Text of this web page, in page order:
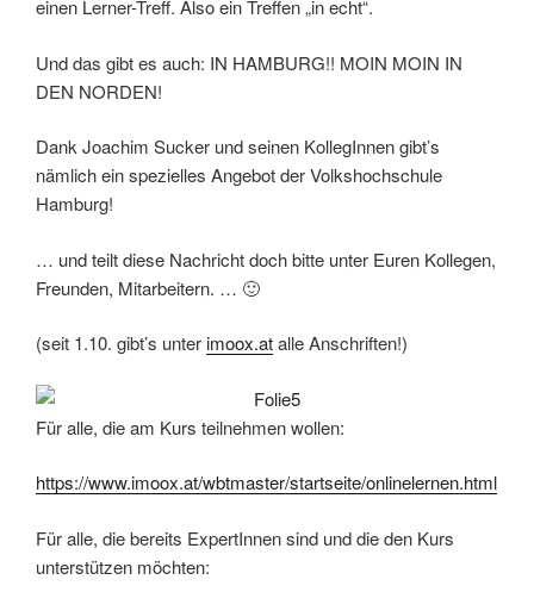
einen Lerner-Treff. Also ein Treffen „in echt“.
Und das gibt es auch: IN HAMBURG!! MOIN MOIN IN
DEN NORDEN!
Dank Joachim Sucker und seinen KollegInnen gibt’s
nämlich ein spezielles Angebot der Volkshochschule
Hamburg!
… und teilt diese Nachricht doch bitte unter Euren Kollegen,
Freunden, Mitarbeitern. … 🙂
(seit 1.10. gibt’s unterimoox.atalle Anschriften!)
Für alle, die am Kurs teilnehmen wollen:
https://www.imoox.at/wbtmaster/startseite/onlinelernen.html
Für alle, die bereits ExpertInnen sind und die den Kurs
unterstützen möchten: